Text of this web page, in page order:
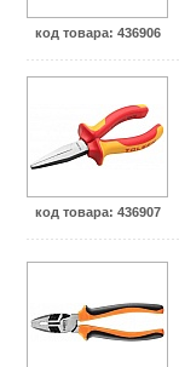
код товара: 436906
код товара: 436907